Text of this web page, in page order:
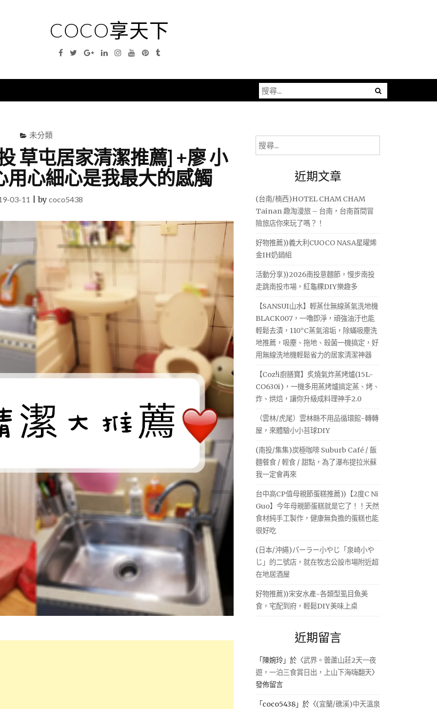
COCO享天下
Facebook
TwitterGoogleLinkedinInstagramYouTubePinterest
Tumblr
搜
尋
字:
未分類
草屯居家清潔推薦] +廖 小
用心細心是我最大的感觸
03-11 |by coco5438
搜
尋
近期文章
(台南/楠西)HOTEL CHAM CHAM
Tainan 趣淘漫旅 – 台南，台南首間冒
險旅店你來玩了嗎？！
好物推薦))義大利CUOCO NASA星曜烯
金IH奶鍋組
活動分享))2026南投意麵節，慢步南投
走跳南投市場，紅龜粿DIY樂趣多
【SANSUI山水】輕蒸仕無線蒸氣洗地機
BLACK007，一嚕即淨，頑強油汙也能
輕鬆去漬，110°C蒸氣溶垢，除蟎吸塵洗
地推薦，吸塵、拖地、殺菌一機搞定，好
用無線洗地機輕鬆省力的居家清潔神器
【Coz!i廚膳寶】炙燒氣炸蒸烤爐(15L-
CO630i)，一機多用蒸烤爐搞定蒸、烤、
炸、烘焙，讓你升級成料理神手2.0
（雲林/虎尾）雲林縣不用品循環館-轉轉
屋，來體驗小小苔球DIY
(南投/集集)炭極咖啡 Suburb Café / 飯
麵餐食 / 輕食 / 甜點，為了瀑布提拉米蘇
我一定會再來
台中高CP值母親節蛋糕推薦))【2度C Ni
Guo】今年母親節蛋糕就是它了！！天然
食材純手工製作，健康無負擔的蛋糕也能
很好吃
(日本/沖繩)パーラー小やじ「泉崎小や
じ」的二號店，就在牧志公設市場附近超
在地居酒屋
好物推薦))宋安水產-各類型虱目魚美
食，宅配到府，輕鬆DIY美味上桌
近期留言
「 陳婉玲 」於〈武界。蕓蘆山莊2天一夜
遊，一泊三食賞日出，上山下海嗨翻天〉
發佈留言
「 coco5438 」於〈(宜蘭/礁溪)中天溫泉